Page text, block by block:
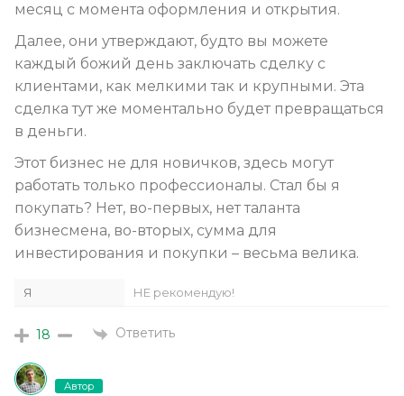
месяц с момента оформления и открытия.
Далее, они утверждают, будто вы можете
каждый божий день заключать сделку с
клиентами, как мелкими так и крупными. Эта
сделка тут же моментально будет превращаться
в деньги.
Этот бизнес не для новичков, здесь могут
работать только профессионалы. Стал бы я
покупать? Нет, во-первых, нет таланта
бизнесмена, во-вторых, сумма для
инвестирования и покупки – весьма велика.
Я НЕ рекомендую!
18 Ответить
Автор